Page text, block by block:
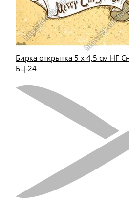
Бирка открытка 5 х 4,5 см НГ
БЦ-24